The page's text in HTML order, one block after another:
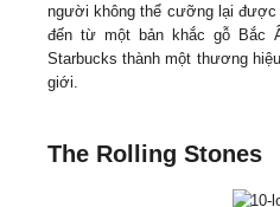
người không thể cưỡng lại được
đến từ một bản khắc gỗ Bắc
Starbucks thành một thương
giới.
The Rolling Stones